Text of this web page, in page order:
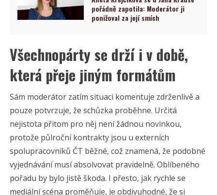
pořádně zapotila: Moderátor ji
ponižoval za její smích
Všechnopárty se drží i v době,
která přeje jiným formátům
Sám moderátor zatím situaci komentuje zdrženlivě a
pouze potvrzuje, že schůzka proběhne. Určitá
nejistota přitom pro něj není žádnou novinkou,
protože půlroční kontrakty jsou u externích
spolupracovníků ČT běžné, což znamená, že podobné
vyjednávání musí absolvovat pravidelně. Oblíbeného
pořadu by bylo jistě škoda. I přesto, jak rychle se
mediální scéna proměňuje, je obdivuhodné, že si